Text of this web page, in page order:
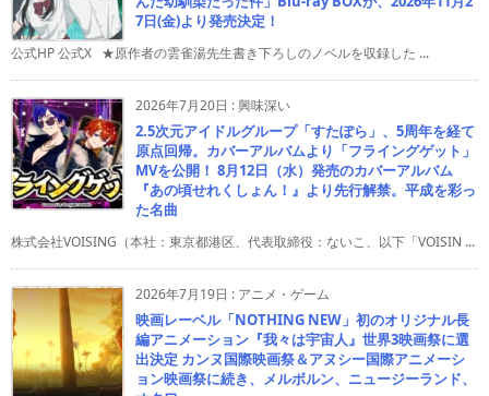
7日(金)より発売決定！
公式HP 公式X ★原作者の雲雀湯先生書き下ろしのノベルを収録した ...
2026年7月20日 :興味深い
2.5次元アイドルグループ「すたぽら」、5周年を経て
原点回帰。カバーアルバムより「フライングゲット」
MVを公開！ 8月12日（水）発売のカバーアルバム
『あの頃せれくしょん！』より先行解禁。平成を彩っ
た名曲
株式会社VOISING（本社：東京都港区、代表取締役：ないこ、以下「VOISIN ...
2026年7月19日 : アニメ・ゲーム
映画レーベル「NOTHING NEW」初のオリジナル長
編アニメーション『我々は宇宙人』世界3映画祭に選
出決定 カンヌ国際映画祭＆アヌシー国際アニメーシ
ョン映画祭に続き、メルボルン、ニュージーランド、